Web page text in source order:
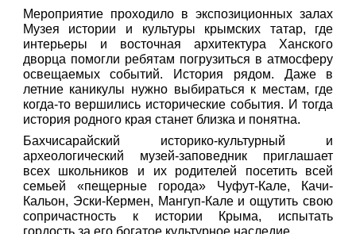
Мероприятие проходило в экспозиционных залах
Музея истории и культуры крымских татар, где
интерьеры и восточная архитектура Ханского
дворца помогли ребятам погрузиться в атмосферу
освещаемых событий. История рядом. Даже в
летние каникулы нужно выбираться к местам, где
когда-то вершились исторические события. И тогда
история родного края станет близка и понятна.
Бахчисарайский историко-культурный и
археологический музей-заповедник приглашает
всех школьников и их родителей посетить всей
семьей «пещерные города» Чуфут-Кале, Качи-
Кальон, Эски-Кермен, Мангуп-Кале и ощутить свою
сопричастность к истории Крыма, испытать
гордость за его богатое культурное наследие.